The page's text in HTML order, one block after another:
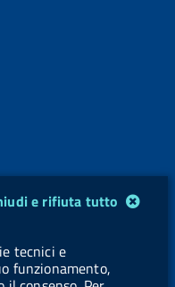
e rifiuta tutto
tecnici e
funzionamento,